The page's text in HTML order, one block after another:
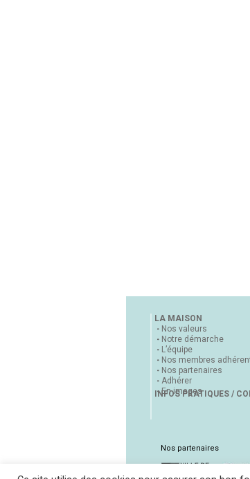
LA MAISON
Nos valeurs
Notre démarche
L’équipe
Nos membres
Nos partenaires
Adhérer
En images
INFOS PRATIQUES /
Nos partenaires